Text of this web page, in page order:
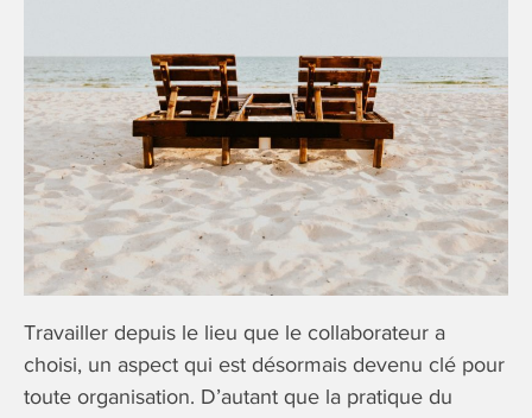
Travailler depuis le lieu que le collaborateur a
choisi, un aspect qui est désormais devenu clé pour
toute organisation. D’autant que la pratique du